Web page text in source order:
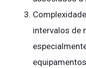
intervalos de